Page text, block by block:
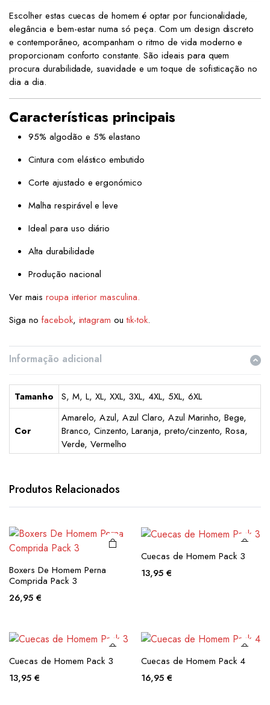
Escolher estas cuecas de homem é optar por funcionalidade,
elegância e bem-estar numa só peça. Com um design discreto
e contemporâneo, acompanham o ritmo de vida moderno e
proporcionam conforto constante. São ideais para quem
procura durabilidade, suavidade e um toque de sofisticação no
dia a dia.
Características principais
95% algodão e 5% elastano
Cintura com elástico embutido
Corte ajustado e ergonómico
Malha respirável e leve
Ideal para uso diário
Alta durabilidade
Produção nacional
Ver mais roupa interior masculina.
Siga no facebok, intagram outik-tok.
Informação adicional
Tamanho S, M, L, XL, XXL, 3XL, 4XL, 5XL, 6XL
Cor
Amarelo, Azul, Azul Claro, Azul Marinho, Bege,
Branco, Cinzento, Laranja, preto/cinzento, Rosa,
Verde, Vermelho
Produtos Relacionados
This
has
The
options
chosen
Boxers De Homem Perna
Comprida Pack 3
26,95 €
This
The
options
may be
Cuecas de Homem Pack 3
13,95 €
product
The
options
may be
Cuecas de Homem Pack 3
13,95 €
This
The
options
may be
Cuecas de Homem Pack 4
16,95 €